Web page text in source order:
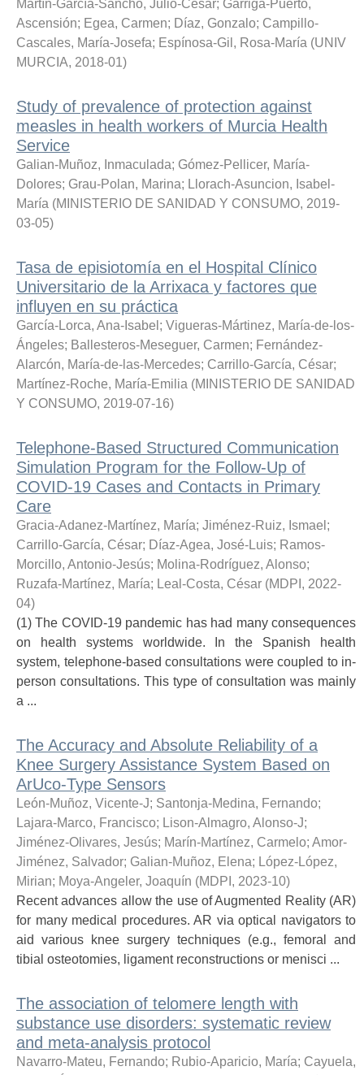
Martín-García-Sancho, Julio-César; Garriga-Puerto,
Ascensión; Egea, Carmen; Díaz, Gonzalo; Campillo-
Cascales, María-Josefa; Espínosa-Gil, Rosa-María (UNIV
MURCIA, 2018-01)
Study of prevalence of protection against
measles in health workers of Murcia Health
Service
Galian-Muñoz, Inmaculada; Gómez-Pellicer, María-
Dolores; Grau-Polan, Marina; Llorach-Asuncion, Isabel-
María (MINISTERIO DE SANIDAD Y CONSUMO, 2019-
03-05)
Tasa de episiotomía en el Hospital Clínico
Universitario de la Arrixaca y factores que
influyen en su práctica
García-Lorca, Ana-Isabel ; Vigueras-Mártinez, María-de-los-
Ángeles; Ballesteros-Meseguer, Carmen; Fernández-
Alarcón, María-de-las-Mercedes; Carrillo-García, César;
Martínez-Roche, María-Emilia (MINISTERIO DE SANIDAD
Y CONSUMO, 2019-07-16)
Telephone-Based Structured Communication
Simulation Program for the Follow-Up of
COVID-19 Cases and Contacts in Primary
Care
Gracia-Adanez-Martínez, María; Jiménez-Ruiz, Ismael ;
Carrillo-García, César; Díaz-Agea, José-Luis; Ramos-
Morcillo, Antonio-Jesús; Molina-Rodríguez, Alonso;
Ruzafa-Martínez, María; Leal-Costa, César (MDPI , 2022-
04)
(1) The COVID-19 pandemic has had many consequences
on health systems worldwide. In the Spanish health
system, telephone-based consultations were coupled to in-
person consultations. This type of consultation was mainly
a ...
The Accuracy and Absolute Reliability of a
Knee Surgery Assistance System Based on
ArUco-Type Sensors
León-Muñoz, Vicente-J; Santonja-Medina, Fernando;
Lajara-Marco, Francisco; Lison-Almagro, Alonso-J;
Jiménez-Olivares, Jesús; Marín-Martínez, Carmelo; Amor-
Jiménez, Salvador; Galian-Muñoz, Elena; López-López,
Mirian; Moya-Angeler, Joaquín (MDPI , 2023-10)
Recent advances allow the use of Augmented Reality (AR)
for many medical procedures. AR via optical navigators to
aid various knee surgery techniques (e.g., femoral and
tibial osteotomies, ligament reconstructions or menisci ...
The association of telomere length with
substance use disorders: systematic review
and meta-analysis protocol
Navarro-Mateu, Fernando; Rubio-Aparicio, María; Cayuela,